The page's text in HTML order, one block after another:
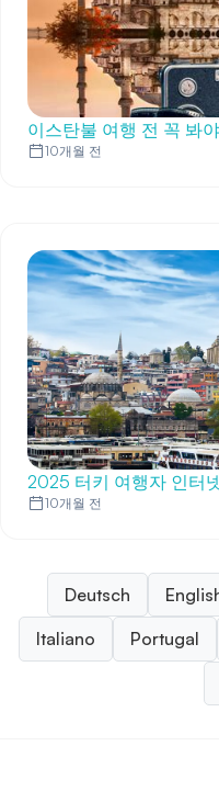
이스탄불 여행 전 꼭 봐
10개월 전
2025 터키 여행자 인터
10개월 전
Deutsch
Italiano
Portugal